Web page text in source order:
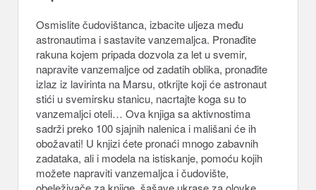
Osmislite čudovištanca, izbacite uljeza među
astronautima i sastavite vanzemaljca. Pronađite
rakuna kojem pripada dozvola za let u svemir,
napravite vanzemaljce od zadatih oblika, pronađite
izlaz iz lavirinta na Marsu, otkrijte koji će astronaut
stići u svemirsku stanicu, nacrtajte koga su to
vanzemaljci oteli… Ova knjiga sa aktivnostima
sadrži preko 100 sjajnih nalenica i mališani će ih
obožavati! U knjizi ćete pronaći mnogo zabavnih
zadataka, ali i modela na istiskanje, pomoću kojih
možete napraviti vanzemaljca i čudovište,